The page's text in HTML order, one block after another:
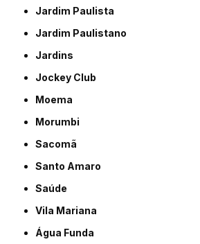
Jardim Paulista
Jardim Paulistano
Jardins
Jockey Club
Moema
Morumbi
Sacomã
Santo Amaro
Saúde
Vila Mariana
Água Funda